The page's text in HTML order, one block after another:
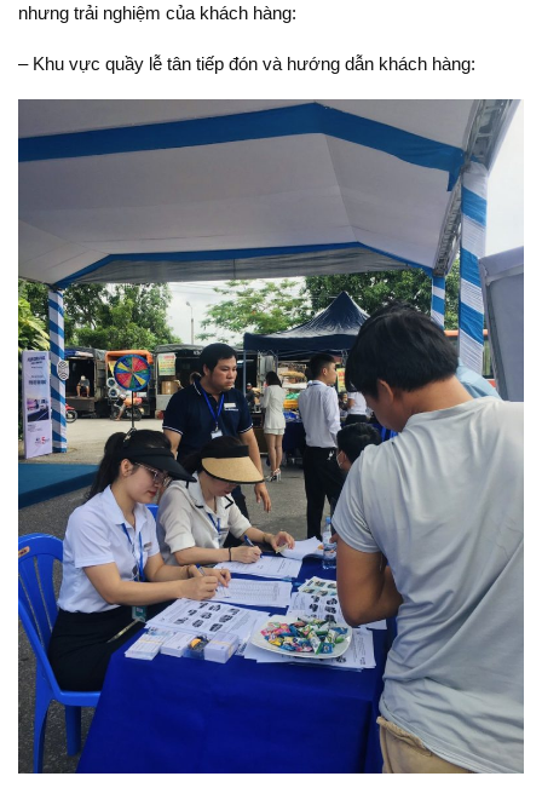
nhưng trải nghiệm của khách hàng:
– Khu vực quầy lễ tân tiếp đón và hướng dẫn khách hàng: